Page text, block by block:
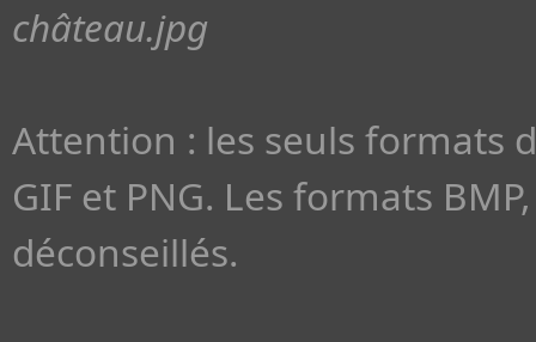
château.jpg
Attention : les seuls formats
GIF et PNG. Les formats
déconseillés.